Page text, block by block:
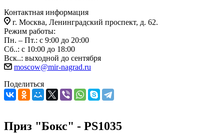
Контактная информация
г. Москва, Ленинградский проспект, д. 62.
Режим работы:
Пн. – Пт.: с 9:00 до 20:00
Сб..: с 10:00 до 18:00
Вск..: выходной до сентября
moscow@mir-nagrad.ru
Поделиться
Приз "Бокс" - PS1035